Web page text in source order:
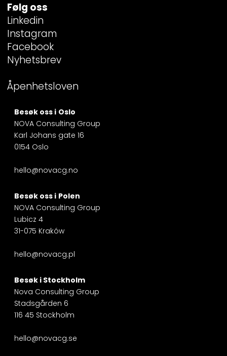
Følg oss
Linkedin
Instagram
Facebook
Nyhetsbrev
Åpenhetsloven
Besøk oss i Oslo
NOVA Consulting Group
Karl Johans gate 16
0154 Oslo
hello@novacg.no
Besøk oss i Polen
NOVA Consulting Group
Lubicz 4
31-075 Kraków
hello@novacg.pl
Besøk i Stockholm
Nova Consulting Group
Stadsgården 6
116 45 Stockholm
hello@novacg.se